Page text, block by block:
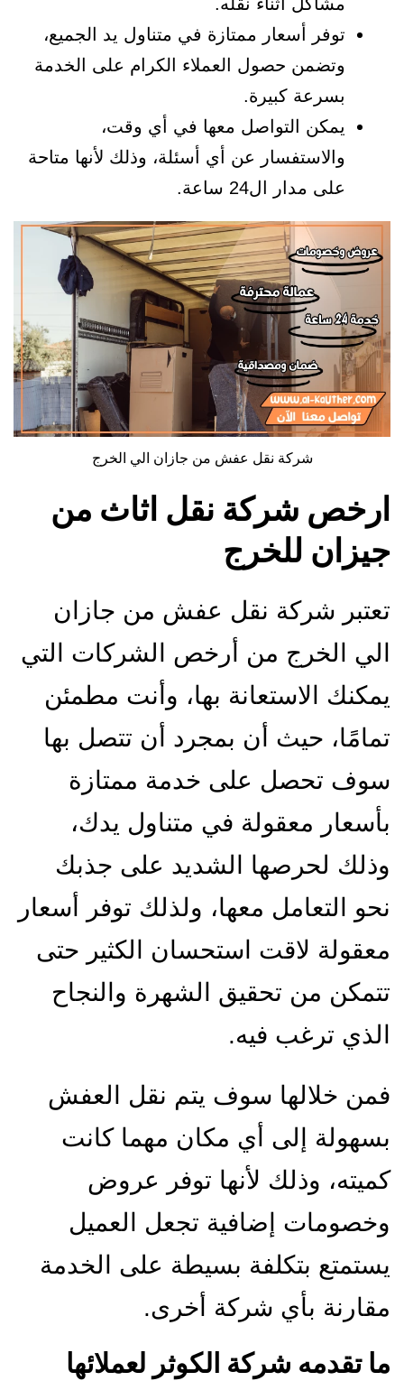
توفر أسعار ممتازة في متناول يد الجميع،
وتضمن حصول العملاء الكرام على الخدمة
بسرعة كبيرة.
يمكن التواصل معها في أي وقت،
والاستفسار عن أي أسئلة، وذلك لأنها متاحة
على مدار ال24 ساعة.
شركة نقل عفش من جازان الي الخرج
ارخص شركة نقل اثاث من
جيزان للخرج
تعتبر شركة نقل عفش من جازان
الي الخرج من أرخص الشركات التي
يمكنك الاستعانة بها، وأنت مطمئن
تمامًا، حيث أن بمجرد أن تتصل بها
سوف تحصل على خدمة ممتازة
بأسعار معقولة في متناول يدك،
وذلك لحرصها الشديد على جذبك
نحو التعامل معها، ولذلك توفر أسعار
معقولة لاقت استحسان الكثير حتى
تتمكن من تحقيق الشهرة والنجاح
الذي ترغب فيه.
فمن خلالها سوف يتم نقل العفش
بسهولة إلى أي مكان مهما كانت
كميته، وذلك لأنها توفر عروض
وخصومات إضافية تجعل العميل
يستمتع بتكلفة بسيطة على الخدمة
مقارنة بأي شركة أخرى.
ما تقدمه شركة الكوثر لعملائها